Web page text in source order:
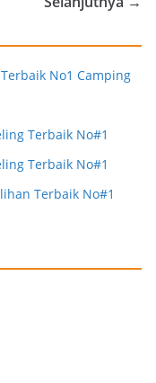
No1 Camping
Terbaik No#1
Terbaik No#1
Terbaik No#1